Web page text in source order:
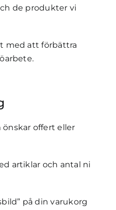
de produkter vi
med att förbättra
önskar offert eller
artiklar och antal ni
på din varukorg